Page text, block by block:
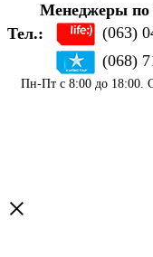
Менеджеры по
Тел.:
(063)
(068)
Пн-Пт с 8:00 до 18:00.
×